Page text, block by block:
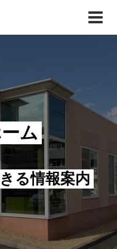
ム
る情報案内